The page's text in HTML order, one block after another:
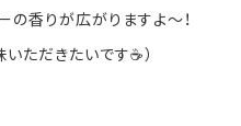
の香りが広がりますよ～！
ただきたいです☕️）